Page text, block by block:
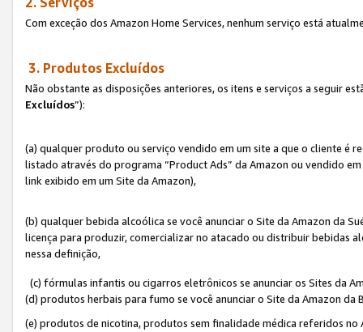
Com exceção dos Amazon Home Services, nenhum serviço está
3. Produtos Excluídos
Não obstante as disposições anteriores, os itens e serviços a seguir
Excluídos”):
(a) qualquer produto ou serviço vendido em um site a que o cliente é
listado através do programa “Product Ads” da Amazon ou vendido
link exibido em um Site da Amazon),
(b) qualquer bebida alcoólica se você anunciar o Site da Amazon da
licença para produzir, comercializar no atacado ou distribuir bebidas
nessa definição,
(c) fórmulas infantis ou cigarros eletrônicos se anunciar os Sites da
(d) produtos herbais para fumo se você anunciar o Site da Amazon da
(e) produtos de nicotina, produtos sem finalidade médica referidos no